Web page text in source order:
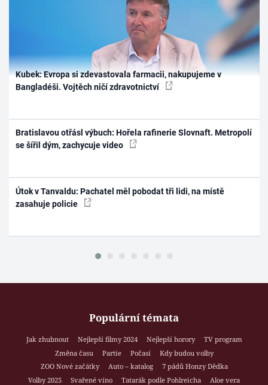
Kubek: Evropa si zdevastovala farmacii, nakupujeme v
Bangladéši. Vojtěch ničí zdravotnictví
Bratislavou otřásl výbuch: Hořela rafinerie Slovnaft. Metropolí
se šířil dým, zachycuje video
Útok v Tanvaldu: Pachatel měl pobodat tři lidi, na místě
zasahuje policie
Populární témata
Jak zhubnout Nejlepší filmy 2024 Nejlepší horory
TV program
Změna času
Partie Počasí
Kdy budou volby
ZOO Nové začátky
Auto – katalog
7 pádů Honzy Dědka
Volby 2025
Svařené víno Tatarák podle Pohlreicha
Aloe vera